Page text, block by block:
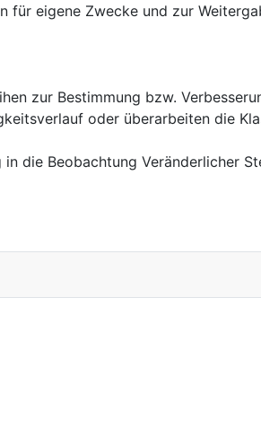
eigene Zwecke und zur
zur Bestimmung bzw.
oder überarbeiten die
in die Beobachtung Veränderlicher